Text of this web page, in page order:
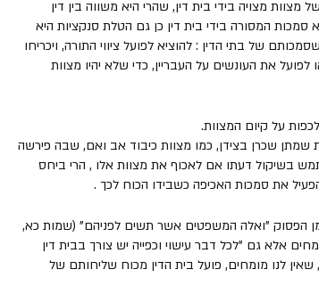
מצויה בידי בית דין, שהרי היא משווה בין דין
המסורה בידי בית דין כן גם הטלת סנקציות היא
של בתי הדין : להוציא לפועל ציווי התורה, ויכריחו
את העונשים על העבריין, כדי שלא יהיו מצוות
על קיום המצוות.
שכרן בצידן, כמו מצוות כיבוד אב ואם, שבה פירשה
בשיקול דעתו אם לאכוף את מצוות אלו , הרי ביחס
את סמכות האכיפה כשבידו הכוח לכך .
מן הפסוק "ואלה המשפטים אשר תשים לפניהם" (שמות כא,
אלא גם "לכל דבר עישוי וכפייה יש צורך בבית דין
לנו מומחים, פועל בית הדין מכוח שליחותם של